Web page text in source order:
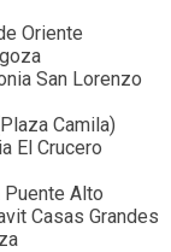
Oriente
San Lorenzo
Camila)
El Crucero
Puente Alto
Casas Grandes